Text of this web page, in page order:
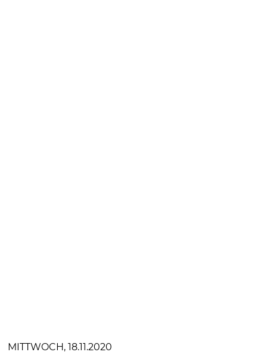
MITTWOCH, 18.11.2020